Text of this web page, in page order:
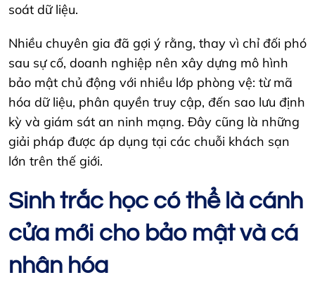
soát dữ liệu.
Nhiều chuyên gia đã gợi ý rằng, thay vì chỉ đối phó
sau sự cố, doanh nghiệp nên xây dựng mô hình
bảo mật chủ động với nhiều lớp phòng vệ: từ mã
hóa dữ liệu, phân quyền truy cập, đến sao lưu định
kỳ và giám sát an ninh mạng. Đây cũng là những
giải pháp được áp dụng tại các chuỗi khách sạn
lớn trên thế giới.
Sinh trắc học có thể là cánh
cửa mới cho bảo mật và cá
nhân hóa